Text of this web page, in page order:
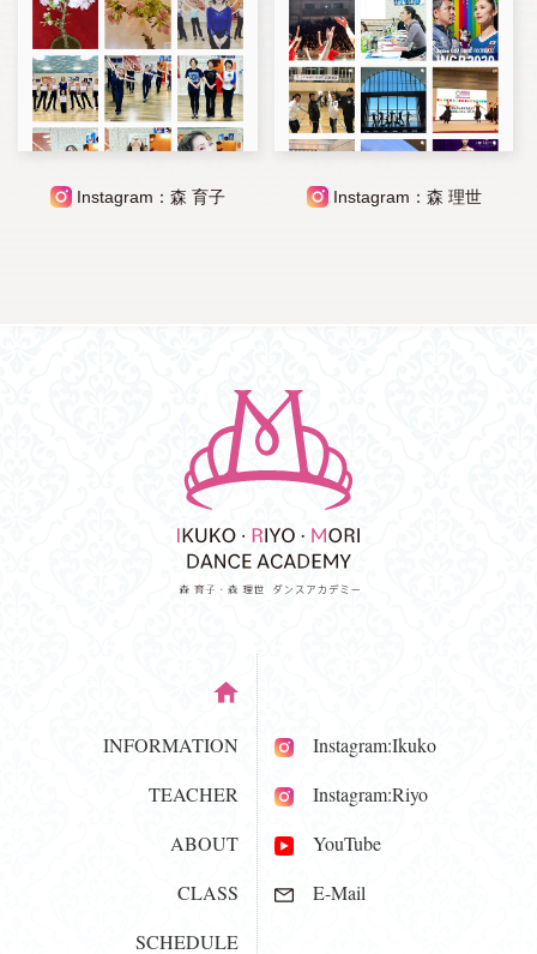
Instagram：森 育子 Instagram：森 理世
INFORMATION
TEACHER
ABOUT
CLASS
SCHEDULE
Instagram:Ikuko
Instagram:Riyo
YouTube
E-Mail